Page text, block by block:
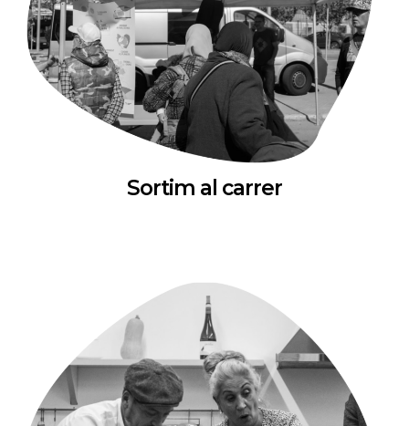
Sortim al carrer